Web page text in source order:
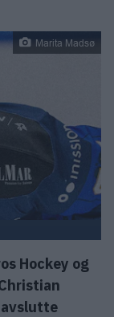
Marita Madsø
Hockey og
avslutte